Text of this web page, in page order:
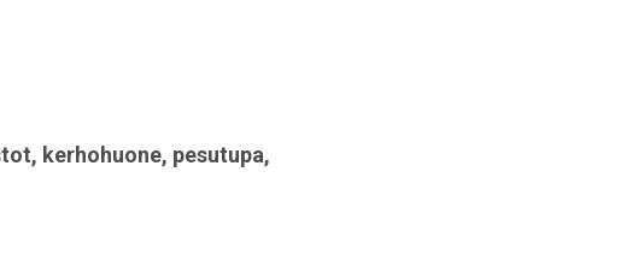
, kerhohuone, pesutupa,